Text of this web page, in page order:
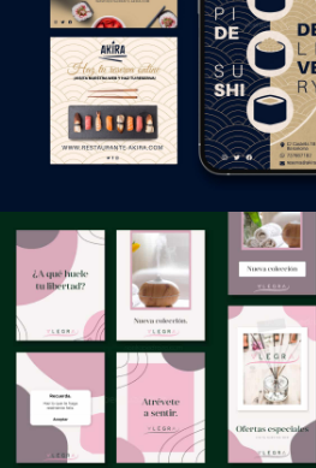
DISEÑO RRSS
DISEÑO RRSS